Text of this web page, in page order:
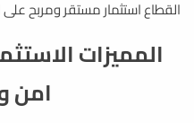
القطاع استثمار مستقر ومربح
المميزات
امن